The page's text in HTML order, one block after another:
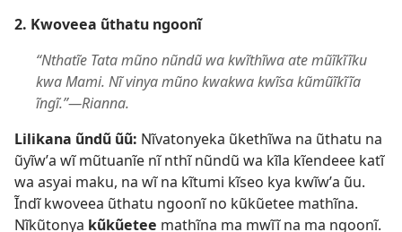
2. Kwoveea ũthatu ngoonĩ
“Nthatĩe Tata mũno nũndũ wa kwĩthĩwa ate mũĩkĩĩku
kwa Mami. Nĩ vinya mũno kwakwa kwĩsa kũmũĩkĩĩa
ĩngĩ.”—Rianna.
Lilikana ũndũ ũũ: Nĩvatonyeka ũkethĩwa na ũthatu na
ũyĩwʼa wĩ mũtuanĩe nĩ nthĩ nũndũ wa kĩla kĩendeee katĩ
wa asyai maku, na wĩ na kĩtumi kĩseo kya kwĩwʼa ũu.
Ĩndĩ kwoveea ũthatu ngoonĩ no kũkũetee mathĩna.
Nĩkũtonya kũkũetee mathĩna ma mwĩĩ na ma ngoonĩ.